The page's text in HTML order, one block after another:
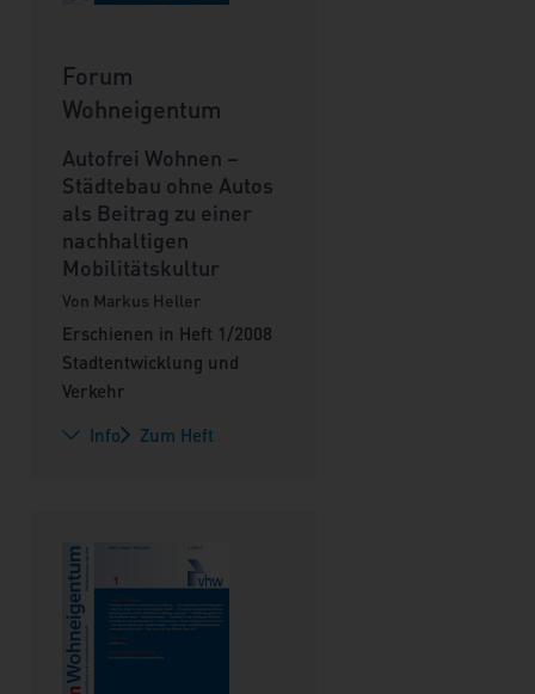
Forum
Wohneigentum
Autofrei Wohnen –
Städtebau ohne Autos
als Beitrag zu einer
nachhaltigen
Mobilitätskultur
Von Markus Heller
Erschienen in Heft 1/2008
Stadtentwicklung und
Verkehr
Info
Zum Heft